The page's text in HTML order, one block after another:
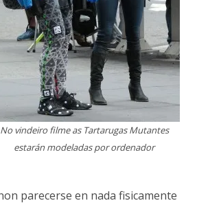
No vindeiro filme as Tartarugas Mutantes
estarán modeladas por ordenador
parecerse en nada fisicamente